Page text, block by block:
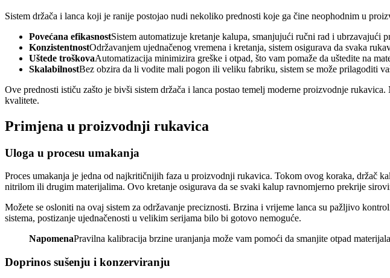
Sistem držača i lanca koji je ranije postojao nudi nekoliko prednosti koje ga čine neophodnim u
Povećana efikasnostSistem automatizuje kretanje kalupa, smanjujući ručni rad i ubrzavajući
KonzistentnostOdržavanjem ujednačenog vremena i kretanja, sistem osigurava da svaka
Uštede troškovaAutomatizacija minimizira greške i otpad, što vam pomaže da uštedite na
SkalabilnostBez obzira da li vodite mali pogon ili veliku fabriku, sistem se može prilagoditi
Ove prednosti ističu zašto je bivši sistem držača i lanca postao temelj moderne proizvodnje
kvalitete.
Primjena u proizvodnji rukavica
Uloga u procesu umakanja
Proces umakanja je jedna od najkritičnijih faza u proizvodnji rukavica. Tokom ovog koraka, držač
nitrilom ili drugim materijalima. Ovo kretanje osigurava da se svaki kalup ravnomjerno prekrije
Možete se osloniti na ovaj sistem za održavanje preciznosti. Brzina i vrijeme lanca su pažljivo
sistema, postizanje ujednačenosti u velikim serijama bilo bi gotovo nemoguće.
NapomenaPravilna kalibracija brzine uranjanja može vam pomoći da smanjite otpad
Doprinos sušenju i konzerviranju